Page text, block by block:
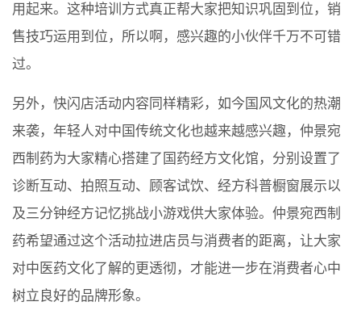
用起来。这种培训方式真正帮大家把知识巩固到位，销
售技巧运用到位，所以啊，感兴趣的小伙伴千万不可错
过。
另外，快闪店活动内容同样精彩，如今国风文化的热潮
来袭，年轻人对中国传统文化也越来越感兴趣，仲景宛
西制药为大家精心搭建了国药经方文化馆，分别设置了
诊断互动、拍照互动、顾客试饮、经方科普橱窗展示以
及三分钟经方记忆挑战小游戏供大家体验。仲景宛西制
药希望通过这个活动拉进店员与消费者的距离，让大家
对中医药文化了解的更透彻，才能进一步在消费者心中
树立良好的品牌形象。